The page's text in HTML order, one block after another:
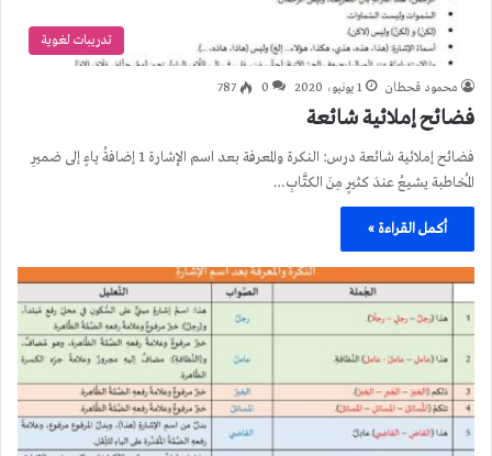
تدريبات لغوية
محمود قحطان 1 يونيو، 2020 0
787
فضائح إملائية شائعة
فضائح إملائية شائعة درس: النكرة والمعرفة بعد اسم الإشارة 1 إضافةُ ياءٍ إلى ضميرِ
المُخاطبة يشيعُ عندَ كثيرٍ مِنَ الكتَّابِ…
أكمل القراءة »